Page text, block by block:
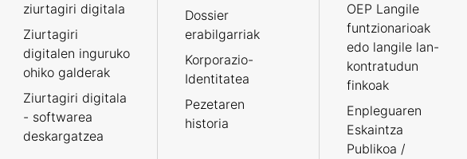
ziurtagiri digitala
Ziurtagiri
digitalen inguruko
ohiko galderak
Ziurtagiri digitala
- softwarea
deskargatzea
Dossier
erabilgarriak
Korporazio-
Identitatea
Pezetaren
historia
OEP Langile
funtzionarioak
edo langile lan-
kontratudun
finkoak
Enpleguaren
Eskaintza
Publikoa /